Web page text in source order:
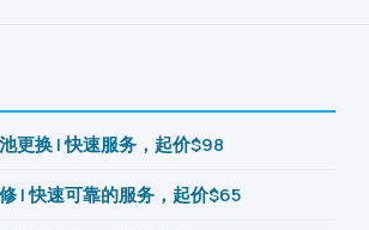
更换 | 快速服务，起价$98
| 快速可靠的服务，起价$65